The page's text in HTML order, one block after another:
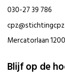
030-27 39 786
Mercatorlaan
Blijf op de